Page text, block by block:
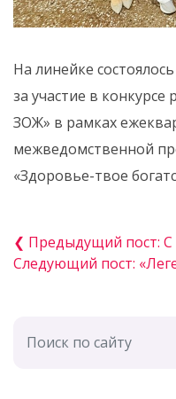
На линейке
за участие в
ЗОЖ» в рамках
межведомственной
«Здоровье-твое
❮ Предыдущий пост: С
Следующий пост: